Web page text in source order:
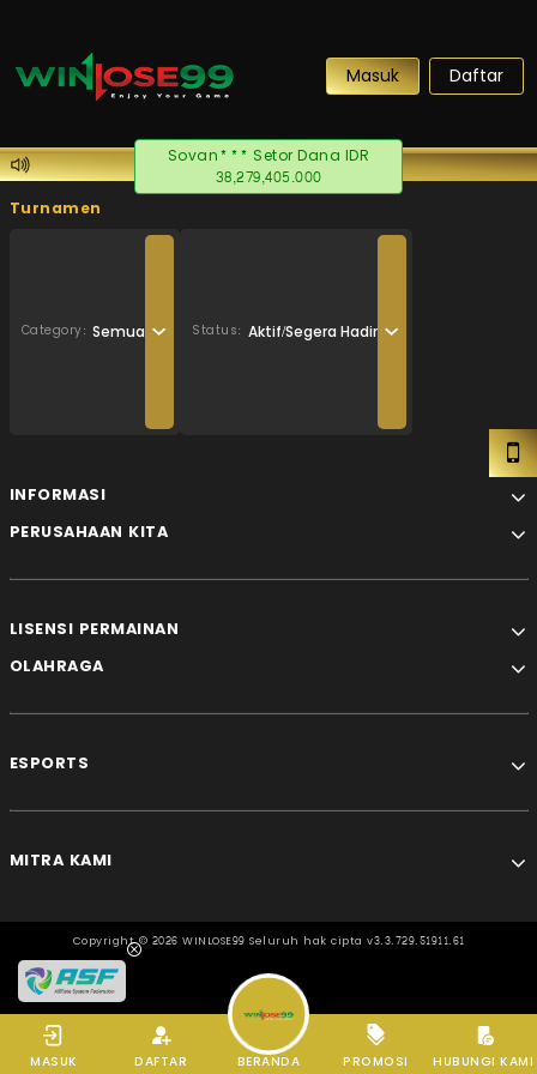
Masuk Daftar
Sovan*** Setor Dana IDR
38,279,405.000
Turnamen
Category: Semua Status: Aktif/Segera Hadir
INFORMASI
PERUSAHAAN KITA
LISENSI PERMAINAN
OLAHRAGA
ESPORTS
MITRA KAMI
Copyright © 2026 WINLOSE99 Seluruh hak cipta v3.3.729.51911.61
MASUK DAFTAR BERANDA PROMOSI HUBUNGI KAMI